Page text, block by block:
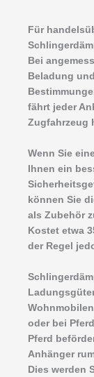
Für
Bei
Beladung
fährt jeder
Zugfahrzeug
Wenn Sie
Ihnen ein
können Sie
als Zubehör
Kostet etwa
der Regel
oder bei
Pferd
Anhänger
Dies werden